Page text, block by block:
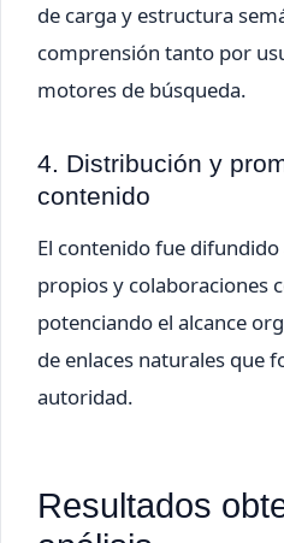
de carga y estructura
comprensión tanto por
motores de búsqueda.
4. Distribución y
contenido
El contenido fue difundido
propios y colaboraciones
potenciando el alcance
de enlaces naturales que
autoridad.
Resultados